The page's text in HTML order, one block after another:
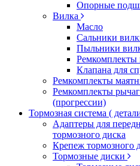
Опорные
Вилка
Масло
Сальники
Пыльники
Ремкомплекты
Клапана для
Ремкомплекты
Ремкомплекты
(прогрессии)
Тормозная система (
Адаптеры для
тормозного диска
Крепеж тормозного
Тормозные диски